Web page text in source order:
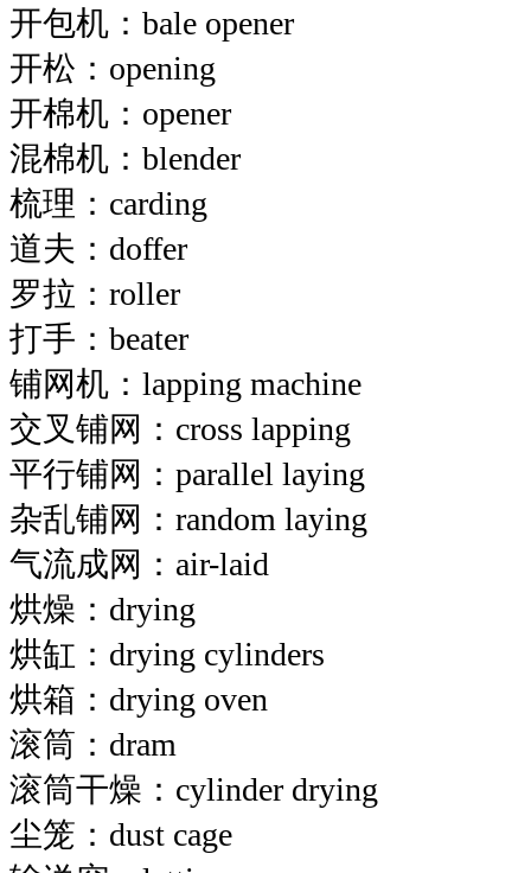
开包机：bale opener
开松：opening
开棉机：opener
混棉机：blender
梳理：carding
道夫：doffer
罗拉：roller
打手：beater
铺网机：lapping machine
交叉铺网：cross lapping
平行铺网：parallel laying
杂乱铺网：random laying
气流成网：air-laid
烘燥：drying
烘缸：drying cylinders
烘箱：drying oven
滚筒：dram
滚筒干燥：cylinder drying
尘笼：dust cage